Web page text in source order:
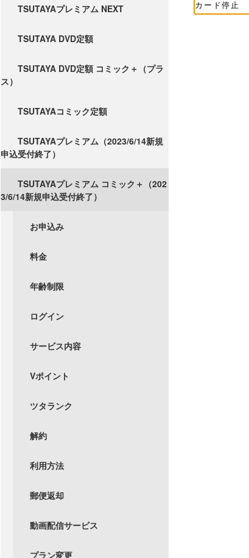
TSUTAYAプレミアム NEXT
TSUTAYA DVD定額
TSUTAYA DVD定額 コミック＋（プラ
ス）
TSUTAYAコミック定額
TSUTAYAプレミアム（2023/6/14新規
申込受付終了）
TSUTAYAプレミアム コミック＋（202
3/6/14新規申込受付終了）
お申込み
料金
年齢制限
ログイン
サービス内容
Vポイント
ツタランク
解約
利用方法
郵便返却
動画配信サービス
プラン変更